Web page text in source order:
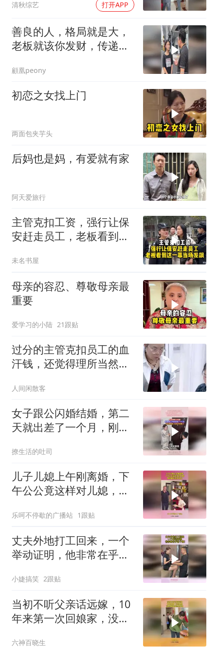
清秋综艺 打开APP
善良的人，格局就是大，
老板就该你发财，传递正
顧凰peony
初恋之女找上门
两面包夹芋头
后妈也是妈，有爱就有家
阿天爱旅行
主管克扣工资，强行让保
安赶走员工，老板看到这
未名书屋
母亲的容忍、尊敬母亲最
重要
爱学习的小陆 21跟贴
过分的主管克扣员工的血
汗钱，还觉得理所当然必
人间闲散客
女子跟公闪婚结婚，第二
天就出差了一个月，刚回
撩生活的吐司
儿子儿媳上午刚离婚，下
午公公竟这样对儿媳，爱
乐呵不停歇的广播站 1跟贴
丈夫外地打工回来，一个
举动证明，他非常在乎这
小婕搞笑 2跟贴
当初不听父亲话远嫁，10
年来第一次回娘家，没想
六神百晓生